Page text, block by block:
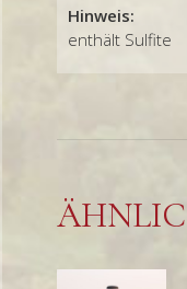
Hinweis:
enthält Sulfite